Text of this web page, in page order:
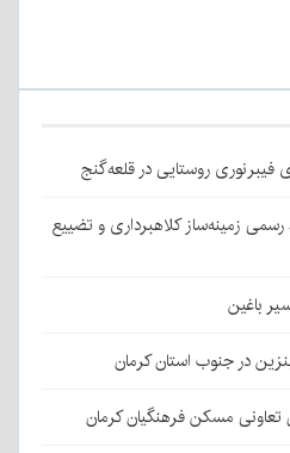
زمینه‌ساز کلاهبرداری و تضییع
در جنوب استان کرمان
تعاونی مسکن فرهنگیان کرمان